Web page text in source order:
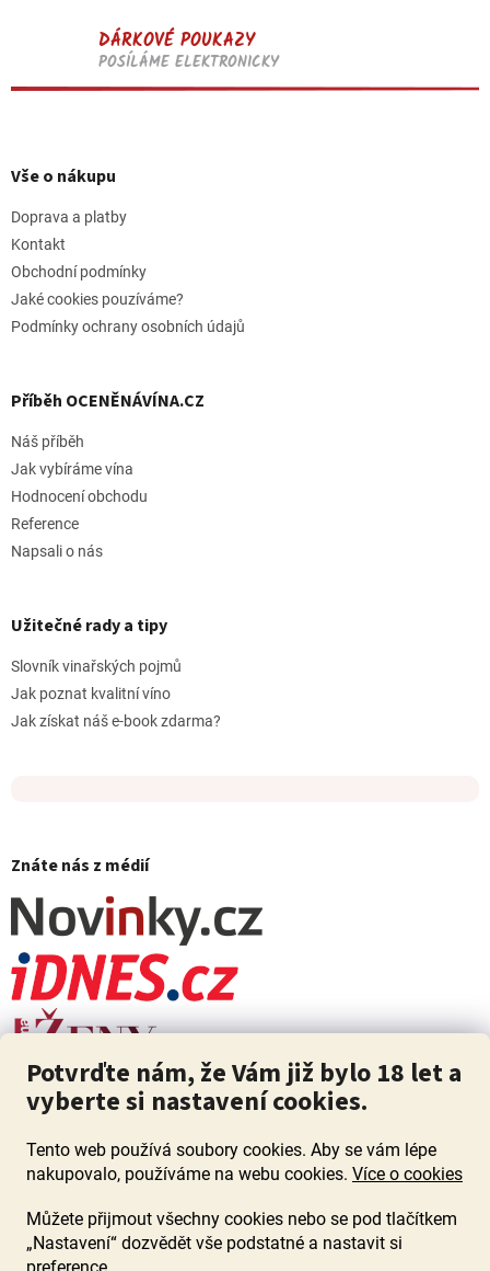
Potvrďte nám, že Vám již bylo 18 let a
vyberte si nastavení cookies.
Tento web používá soubory cookies. Aby se vám lépe
nakupovalo, používáme na webu cookies. Více o cookies
Můžete přijmout všechny cookies nebo se pod tlačítkem
„Nastavení“ dozvědět vše podstatné a nastavit si
DÁRKOVÉ POUKAZY
POSÍLÁME ELEKTRONICKY
pVše o nákupu
Doprava a platby
Kontakt
Obchodní podmínky
Jaké cookies pouzíváme?
Podmínky ochrany osobních údajů
Příběh OCENĚNÁVÍNA.CZ
Náš příběh
Jak vybíráme vína
Hodnocení obchodu
Reference
Napsali o nás
Užitečné rady a tipy
Slovník vinařských pojmů
Jak poznat kvalitní víno
Jak získat náš e-book zdarma?
Znáte nás z médií
ZÁKAZ PRODEJE ALKOHOLU OSOBÁM MLADŠÍM 18 LET. Pijte s
mírou i když pijete s Mírou.